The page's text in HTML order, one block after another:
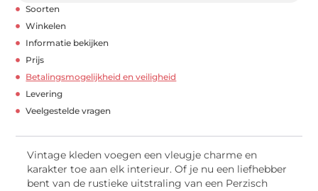
Soorten
Winkelen
Informatie bekijken
Prijs
Betalingsmogelijkheid en veiligheid
Levering
Veelgestelde vragen
Vintage kleden voegen een vleugje charme en
karakter toe aan elk interieur. Of je nu een liefhebber
bent van de rustieke uitstraling van een Perzisch